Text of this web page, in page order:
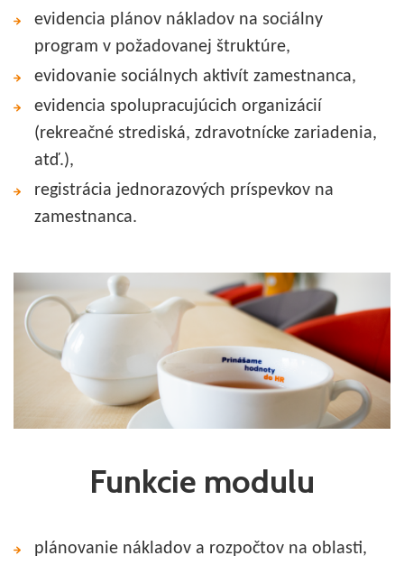
evidencia plánov nákladov na sociálny
program v požadovanej štruktúre,
evidovanie sociálnych aktivít zamestnanca,
evidencia spolupracujúcich organizácií
(rekreačné strediská, zdravotnícke zariadenia,
atď.),
registrácia jednorazových príspevkov na
zamestnanca.
Funkcie modulu
plánovanie nákladov a rozpočtov na oblasti,